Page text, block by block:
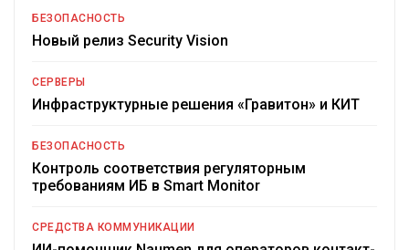
БЕЗОПАСНОСТЬ
Новый релиз Security Vision
СЕРВЕРЫ
Инфраструктурные решения «Гравитон» и КИТ
БЕЗОПАСНОСТЬ
Контроль соответствия регуляторным
требованиям ИБ в Smart Monitor
СРЕДСТВА КОММУНИКАЦИИ